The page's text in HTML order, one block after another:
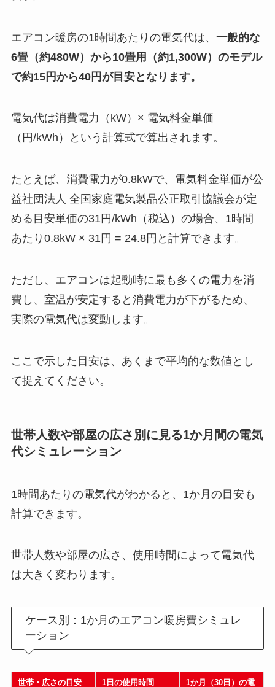
エアコン暖房の1時間あたりの電気代は、 一般的な
6畳（約480W）から10畳用（約1,300W）のモデル
で約15円から40円が目安となります。
電気代は消費電力（kW）× 電気料金単価
（円/kWh）という計算式で算出されます。
たとえば、消費電力が0.8kWで、電気料金単価が公
益社団法人 全国家庭電気製品公正取引協議会が定
める目安単価の31円/kWh（税込）の場合、1時間
あたり0.8kW × 31円 = 24.8円と計算できます。
ただし、エアコンは起動時に最も多くの電力を消
費し、室温が安定すると消費電力が下がるため、
実際の電気代は変動します。
ここで示した目安は、あくまで平均的な数値とし
て捉えてください。
世帯人数や部屋の広さ別に見る1か月間の電気
代シミュレーション
1時間あたりの電気代がわかると、1か月の目安も
計算できます。
世帯人数や部屋の広さ、使用時間によって電気代
は大きく変わります。
ケース別：1か月のエアコン暖房費シミュレ
ーション
世帯・広さの目安 1日の使用時間
1か月（30日）の電